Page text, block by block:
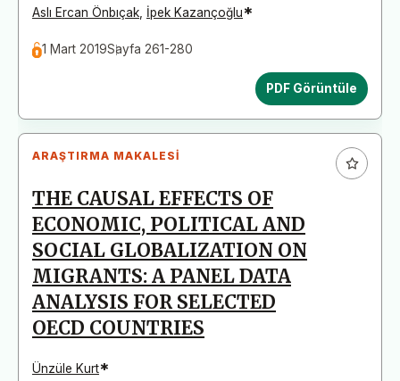
Aslı Ercan Önbıçak, İpek Kazançoğlu*
1 Mart 2019Sayfa 261-280
PDF Görüntüle
ARAŞTIRMA MAKALESI
THE CAUSAL EFFECTS OF
ECONOMIC, POLITICAL AND
SOCIAL GLOBALIZATION ON
MIGRANTS: A PANEL DATA
ANALYSIS FOR SELECTED
OECD COUNTRIES
Ünzüle Kurt*